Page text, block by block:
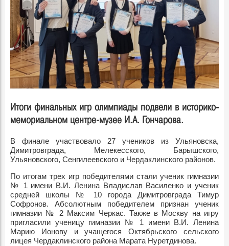
Итоги финальных игр олимпиады подвели в историко-
мемориальном центре-музее И.А. Гончарова.
В финале участвовало 27 учеников из Ульяновска,
Димитровграда, Мелекесского, Барышского,
Ульяновского, Сенгилеевского и Чердаклинского районов.
По итогам трех игр победителями стали ученик гимназии
№ 1 имени В.И. Ленина Владислав Василенко и ученик
средней школы № 10 города Димитровграда Тимур
Софронов. Абсолютным победителем признан ученик
гимназии № 2 Максим Черкас. Также в Москву на игру
пригласили ученицу гимназии № 1 имени В.И. Ленина
Марию Ионову и учащегося Октябрьского сельского
лицея Чердаклинского района Марата Нуретдинова.